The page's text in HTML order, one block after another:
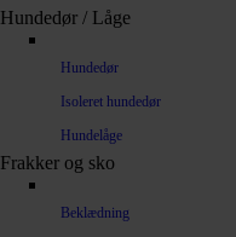
Hundedør / Låge
Hundedør
Isoleret hundedør
Hundelåge
Frakker og sko
Beklædning